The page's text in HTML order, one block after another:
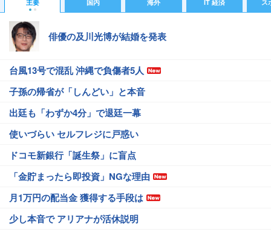
主要 国内 海外 IT 経済 ス
俳優の及川光博が結婚を発表
台風13号で混乱 沖縄で負傷者5人
子孫の帰省が「しんどい」と本音
出廷も「わずか4分」で退廷一幕
使いづらい セルフレジに戸惑い
ドコモ新銀行「誕生祭」に盲点
「金貯まったら即投資」NGな理由
月1万円の配当金 獲得する手段は
少し本音で アリアナが活休説明